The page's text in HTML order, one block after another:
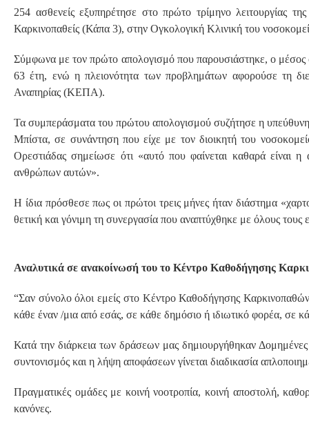
254 ασθενείς εξυπηρέτησε στο πρώτο τρίμηνο λειτουργίας
Καρκινοπαθείς (Κάπα 3), στην Ογκολογική Κλινική του
Σύμφωνα με τον πρώτο απολογισμό που παρουσιάστηκε, ο
63 έτη, ενώ η πλειονότητα των προβλημάτων αφορούσε τη
Αναπηρίας (ΚΕΠΑ).
Τα συμπεράσματα του πρώτου απολογισμού συζήτησε η
Μπίστα, σε συνάντηση που είχε με τον διοικητή του
Ορεστιάδας σημείωσε ότι «αυτό που φαίνεται καθαρά είναι
ανθρώπων αυτών».
Η ίδια πρόσθεσε πως οι πρώτοι τρεις μήνες ήταν διάστημα
θετική και γόνιμη τη συνεργασία που αναπτύχθηκε με όλους τους
Αναλυτικά σε ανακοίνωσή του το Κέντρο Καθοδήγησης
“Σαν σύνολο όλοι εμείς στο Κέντρο Καθοδήγησης
κάθε έναν /μια από εσάς, σε κάθε δημόσιο ή ιδιωτικό φορέα, σε
Κατά την διάρκεια των δράσεων μας δημιουργήθηκαν
συντονισμός και η λήψη αποφάσεων γίνεται διαδικασία
Πραγματικές ομάδες με κοινή νοοτροπία, κοινή αποστολή,
κανόνες.